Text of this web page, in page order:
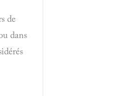
de
dans